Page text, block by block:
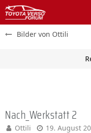
Bilder von Ottili
Nach_Werkstatt 2
Ottili 19. August